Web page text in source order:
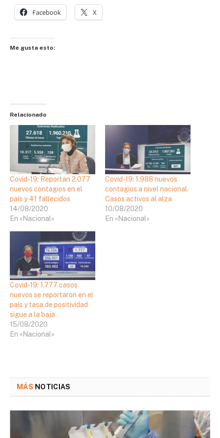
Facebook X
Me gusta esto:
Relacionado
Covid-19: Reportan 2.077
nuevos contagios en el
país y 41 fallecidos
14/08/2020
En «Nacional»
Covid-19: 1.988 nuevos
contagios a nivel nacional.
Casos activos al alza
10/08/2020
En «Nacional»
Covid-19: 1.777 casos
nuevos se reportaron en el
país y tasa de positividad
sigue a la baja
15/08/2020
En «Nacional»
MÁS NOTICIAS